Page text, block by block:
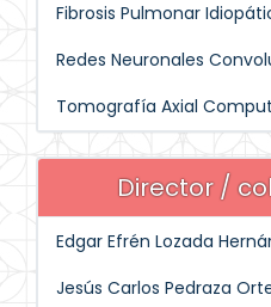
Fibrosis Pulmonar
Redes Neuronales
Tomografía Axial
Director /
Edgar Efrén Lozada
Jesús Carlos Pedraza